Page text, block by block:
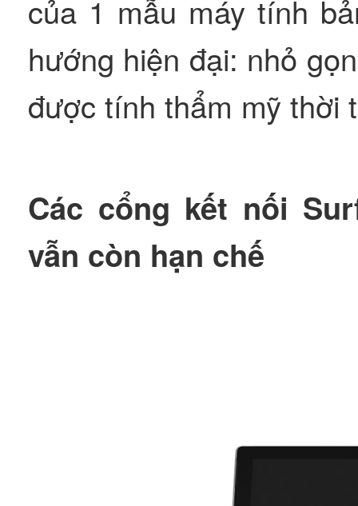
của 1 mẫu máy tính
hướng hiện đại: nhỏ
được tính thẩm mỹ thời
Các cổng kết nối
vẫn còn hạn chế